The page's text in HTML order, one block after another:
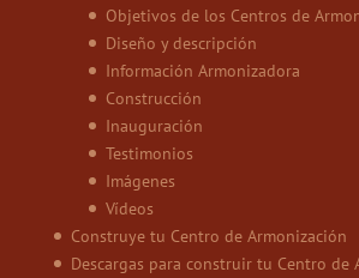
Objetivos de los Centros de
Diseño y descripción
Información Armonizadora
Construcción
Inauguración
Testimonios
Imágenes
Vídeos
Construye tu Centro de Armonización
Descargas para construir tu Centro de